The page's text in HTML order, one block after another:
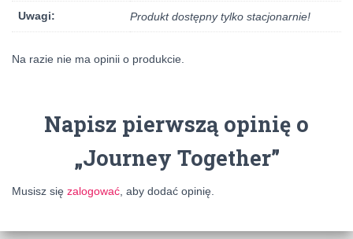
Uwagi: Produkt dostępny tylko stacjonarnie!
Na razie nie ma opinii o produkcie.
Napisz pierwszą opinię o
„Journey Together”
Musisz się zalogować , aby dodać opinię.